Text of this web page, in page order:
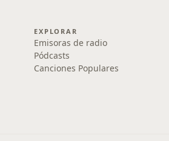
EXPLORAR
Emisoras de radio
Pódcasts
Canciones Populares